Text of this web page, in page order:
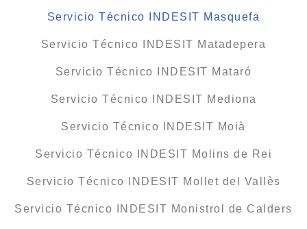
Servicio Técnico INDESIT Masquefa
Servicio Técnico INDESIT Matadepera
Servicio Técnico INDESIT Mataró
Servicio Técnico INDESIT Mediona
Servicio Técnico INDESIT Moià
Servicio Técnico INDESIT Molins de Rei
Servicio Técnico INDESIT Mollet del Vallès
Servicio Técnico INDESIT Monistrol de Calders